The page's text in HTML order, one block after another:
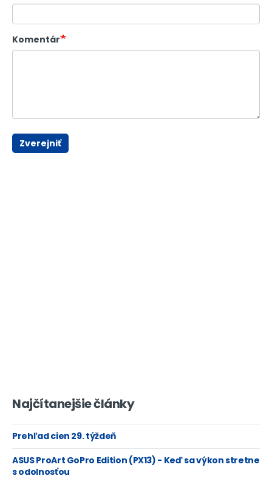
Komentár
Zverejniť
Najčítanejšie články
Prehľad cien 29. týždeň
ASUS ProArt GoPro Edition (PX13) - Keď sa výkon stretne
s odolnosťou